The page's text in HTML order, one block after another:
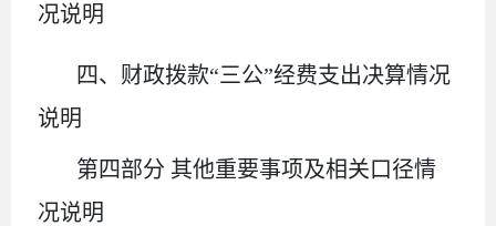
况说明
四、财政拨款“三公”经费支出决算情况
说明
第四部分 其他重要事项及相关口径情
况说明